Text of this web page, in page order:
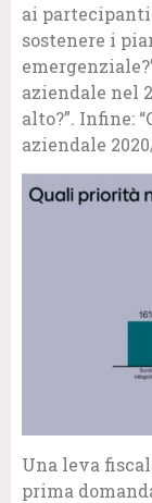
ai partecipanti
sostenere i
aziendale nel
alto?”. Infine:
aziendale
Una leva
prima